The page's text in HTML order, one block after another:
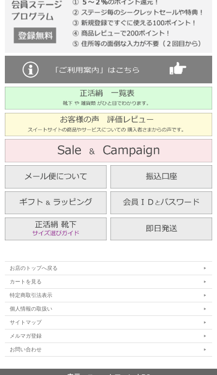
お店のトップへ戻る
カートを見る
特定商取引法表示
個人情報の取扱い
サイトマップ
メルマガ登録
お問い合わせ